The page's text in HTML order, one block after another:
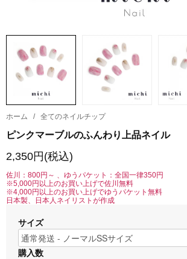
ホーム / 全てのネイルチップ
ピンクマーブルのふんわり上品ネイル
2,350円(税込)
佐川：800円～ 、ゆうパケット：全国一律350円
※5,000円以上のお買い上げで佐川無料
※4,000円以上のお買い上げでゆうパケット無料
日本製、日本人ネイリストが作成
サイズ
購入数